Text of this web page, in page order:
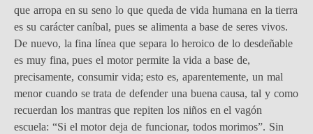
que arropa en su seno lo que queda de vida humana en la tierra
es su carácter caníbal, pues se alimenta a base de seres vivos.
De nuevo, la fina línea que separa lo heroico de lo desdeñable
es muy fina, pues el motor permite la vida a base de,
precisamente, consumir vida; esto es, aparentemente, un mal
menor cuando se trata de defender una buena causa, tal y como
recuerdan los mantras que repiten los niños en el vagón
escuela: “Si el motor deja de funcionar, todos morimos”. Sin